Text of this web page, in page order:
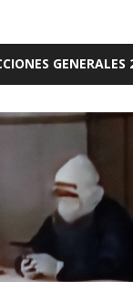
GENERALES